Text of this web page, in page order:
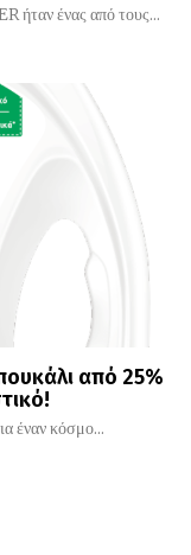
ήταν ένας από τους...
από 25%
έναν κόσμο...